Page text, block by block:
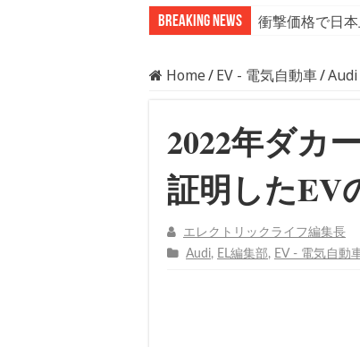
Breaking News 衝撃価格で日
数字で見るEV
Home/EV - 電気自動車/Audi
2022年ダカ
証明したEV
エレクトリックライフ編集長
Audi, EL編集部, EV - 電気自動